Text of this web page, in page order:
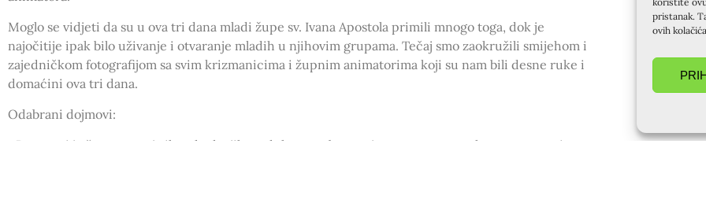
pristanak.
ovih
Moglo se vidjeti da su u ova tri dana mladi župe sv. Ivana Apostola primili mnogo toga, dok je
najočitije ipak bilo uživanje i otvaranje mladih u njihovim grupama. Tečaj smo zaokružili smijehom i
zajedničkom fotografijom sa svim krizmanicima i župnim animatorima koji su nam bili desne ruke i
domaćini ova tri dana.
Odabrani dojmovi:
• Drago mi je što sam ovaj vikend odvojila za duhovnu obnovu, jer sam npr. saznala mnoge stvari o